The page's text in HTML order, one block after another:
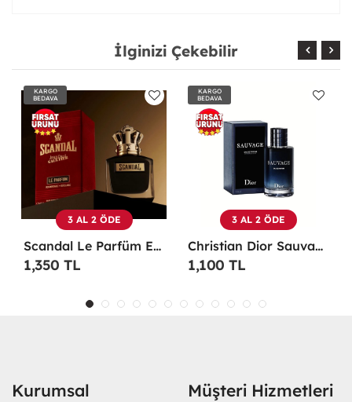
İlginizi Çekebilir
KARGO
BEDAVA
3 AL 2 ÖDE
Scandal Le Parfüm EDP 100 ML Erkek Parfüm -
1,350 TL
KARGO
BEDAVA
3 AL 2 ÖDE
Christian Dior Sauvage EDP 100 ML Erkek Parfüm - CDDS
1,100 TL
Kurumsal Müşteri Hizmetleri